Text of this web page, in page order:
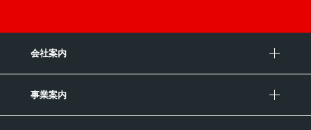
会社案内
事業案内